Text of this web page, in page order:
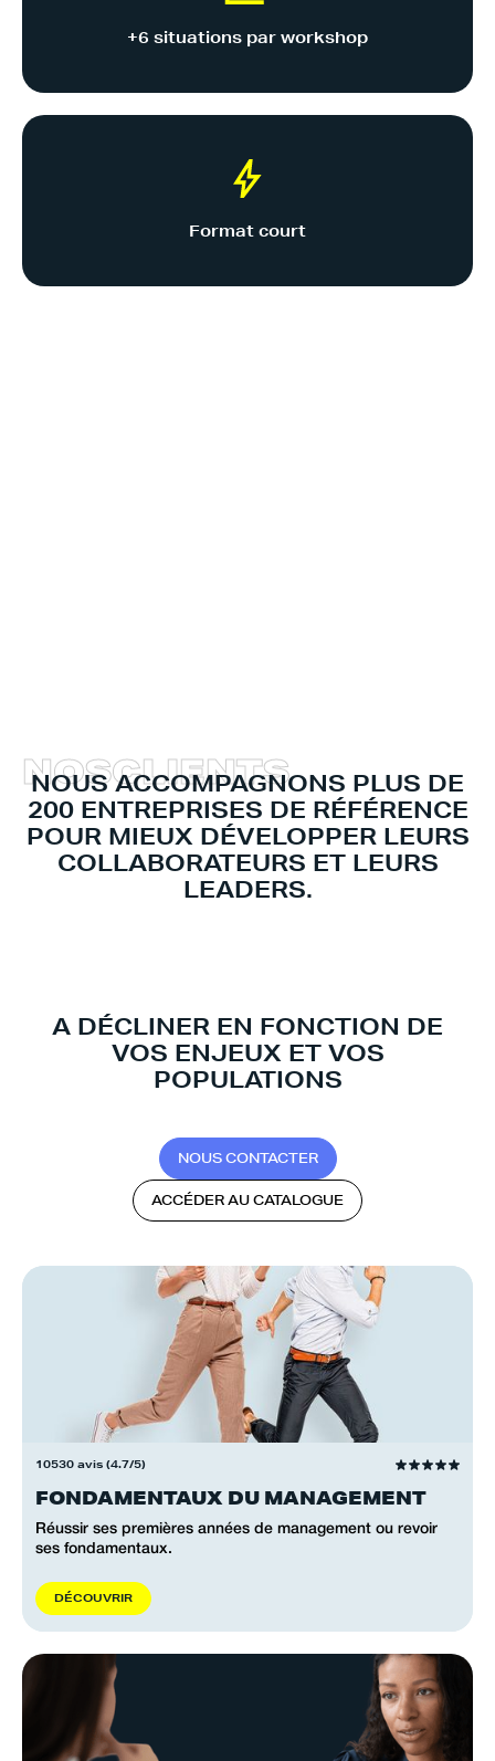
+6 situations par workshop
Format court
NOUS ACCOMPAGNONS PLUS DE
200 ENTREPRISES DE RÉFÉRENCE
POUR MIEUX DÉVELOPPER LEURS
COLLABORATEURS ET LEURS
LEADERS.
NOSCLIENTS
A DÉCLINER EN FONCTION DE
VOS ENJEUX ET VOS
POPULATIONS
NOUS CONTACTER
ACCÉDERAUCATALOGUE
10530 avis (4.7/5)
FONDAMENTAUX DU MANAGEMENT
Réussir ses premières années de management ou revoir
ses fondamentaux.
DÉCOUVRIR